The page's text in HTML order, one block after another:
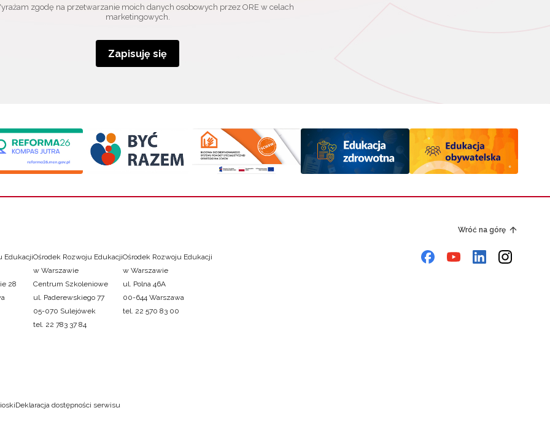
zgodę na przetwarzanie moich danych osobowych przez ORE w celach
marketingowych.
Zapisuję się
Wróć na górę
Edukacji
28
Ośrodek Rozwoju Edukacji
w Warszawie
Centrum Szkoleniowe
ul. Paderewskiego 77
05-070 Sulejówek
tel. 22 783 37 84
Ośrodek Rozwoju Edukacji
w Warszawie
ul. Polna 46A
00-644 Warszawa
tel. 22 570 83 00
Deklaracja dostępności serwisu